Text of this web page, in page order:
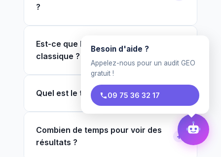
?
Est-ce que le GEO remplace le SEO
classique ?
Quel est le tarif pour un bricoleur ?
Combien de temps pour voir des
résultats ?
Besoin d'aide ?
Appelez-nous pour un audit GEO
gratuit !
09 75 36 32 17